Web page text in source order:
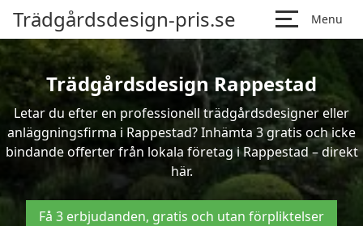
Trädgårdsdesign-pris.se Menu
Trädgårdsdesign Rappestad
Letar du efter en professionell trädgårdsdesigner eller
anläggningsfirma i Rappestad? Inhämta 3 gratis och icke
bindande offerter från lokala företag i Rappestad – direkt
här.
Få 3 erbjudanden, gratis och utan förpliktelser